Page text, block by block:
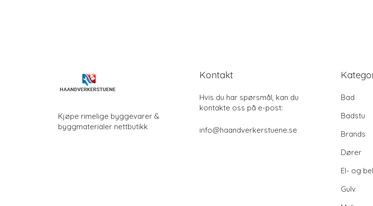
Kjøpe rimelige byggevarer &
byggmaterialer nettbutikk
Kontakt
Hvis du har spørsmål, kan du
kontakte oss på e-post:
info@haandverkerstuene.se
Bad
Badstu
Brands
Dører
El- og
Gulv